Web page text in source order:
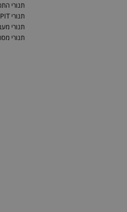
תנורי
תנורי PIT
תנורי
תנורי